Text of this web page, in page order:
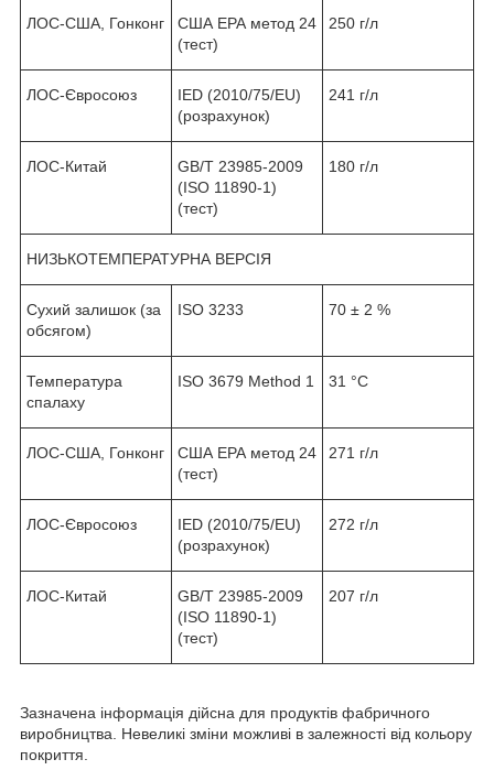
ЛОС-США, Гонконг
США ЕРА метод 24
(тест)
250 г/л
ЛОС-Євросоюз
IED (2010/75/EU)
(розрахунок)
241 г/л
ЛОС-Китай
GB/T 23985-2009
(ISO 11890-1)
(тест)
180 г/л
НИЗЬКОТЕМПЕРАТУРНА ВЕРСІЯ
Сухий залишок (за
обсягом)
ISO 3233 70 ± 2 %
Температура
спалаху
ISO 3679 Method 1 31 °C
ЛОС-США, Гонконг
США ЕРА метод 24
(тест)
271 г/л
ЛОС-Євросоюз
IED (2010/75/EU)
(розрахунок)
272 г/л
ЛОС-Китай
GB/T 23985-2009
(ISO 11890-1)
(тест)
207 г/л
Зазначена інформація дійсна для продуктів фабричного
виробництва. Невеликі зміни можливі в залежності від кольору
покриття.